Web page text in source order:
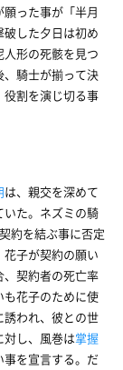
った事が「半月
した夕日は初め
形の死骸を見つ
、騎士が揃って決
割を演じ切る事
は、親交を深めて
いた。ネズミの騎
約を結ぶ事に否定
子が契約の願い
契約者の死亡率
花子のために使
誘われ、彼との世
し、風巻は掌握
を宣言する。だ